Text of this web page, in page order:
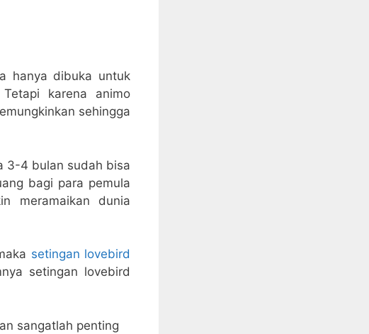
hanya dibuka untuk
karena animo
sehingga
3-4 bulan sudah bisa
bagi para pemula
meramaikan dunia
setingan lovebird
setingan lovebird
sangatlah penting